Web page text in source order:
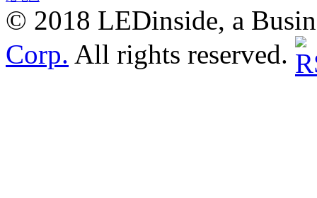
© 2018 LEDinside, a
Corp. All rights reserved.